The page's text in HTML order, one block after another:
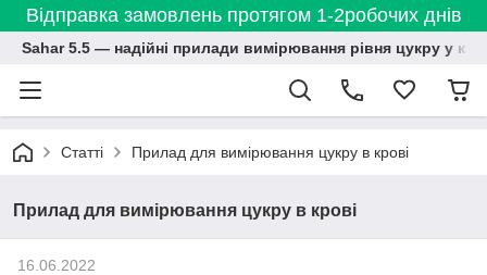
Відправка замовлень протягом 1-2робочих днів
Sahar 5.5 — надійні прилади вимірювання рівня цукру у
Статті Прилад для вимірювання цукру в крові
Прилад для вимірювання цукру в крові
16.06.2022